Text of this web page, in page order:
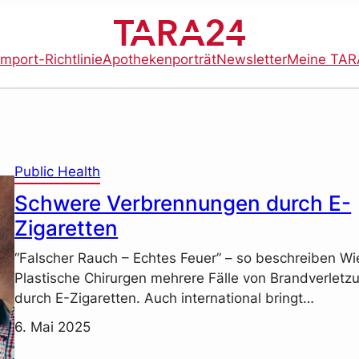
RichtlinieApothekenporträtNewsletterMeine
Public Health
Schwere Verbrennungen durch E-
Zigaretten
“Falscher Rauch – Echtes Feuer” – so beschreiben
Plastische Chirurgen mehrere Fälle von
durch E-Zigaretten. Auch international bringt…
6. Mai 2025